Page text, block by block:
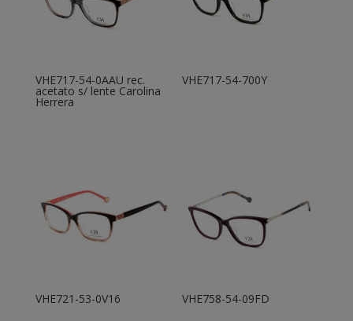
VHE717-54-0AAU rec.
acetato s/ lente Carolina
Herrera
VHE717-54-700Y
VHE721-53-0V16 VHE758-54-09FD